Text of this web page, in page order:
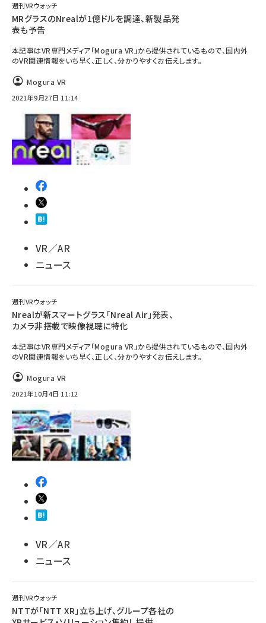
週刊VRウォッチ
MRグラスのNrealが1億ドルを調達、新製品発
表も予告
本記事はVR専門メディア「Mogura VR」から提供されているもので、国内外
のVR関連情報をいち早く、正しく、分かりやすくお伝えします。
Mogura VR
2021年9月27日 11:14
VR／AR
ニュース
週刊VRウォッチ
Nrealが新スマートグラス「Nreal Air」発表、
カメラ非搭載で映像視聴に特化
本記事はVR専門メディア「Mogura VR」から提供されているもので、国内外
のVR関連情報をいち早く、正しく、分かりやすくお伝えします。
Mogura VR
2021年10月4日 11:12
VR／AR
ニュース
週刊VRウォッチ
NTTが「NTT XR」立ち上げ、グループ各社の